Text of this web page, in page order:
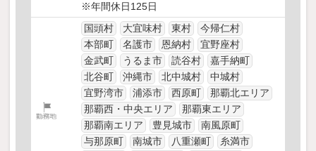
※年間休日125日
国頭村
大宜味村 東村
今帰仁村
本部町
名護市 恩納村
宜野座村
金武町
うるま市 読谷村
嘉手納町
北谷町
沖縄市 北中城村
中城村
宜野湾市
浦添市 西原町
那覇北エリア
那覇西・中央エリア
那覇東エリア
那覇南エリア
豊見城市
南風原町
与那原町
南城市 八重瀬町
糸満市